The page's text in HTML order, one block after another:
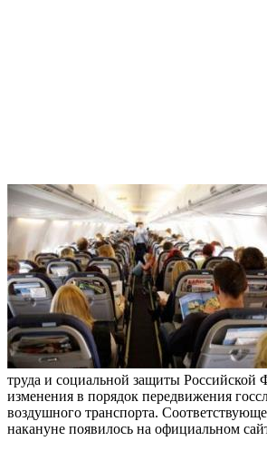
труда и социальной защиты Российской
изменения в порядок передвижения
воздушного транспорта.
накануне появилось на официальном